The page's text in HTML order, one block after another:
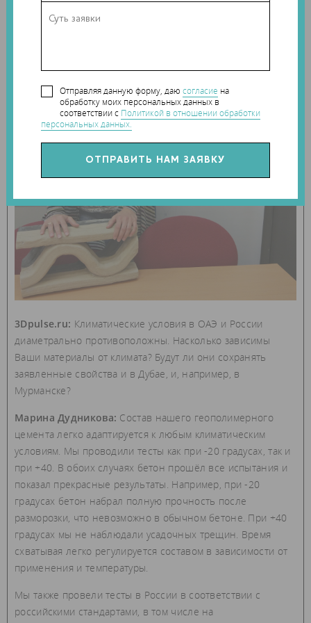
Отправляя данную форму, даюсогласие на
обработку моих персональных данных в
соответствии с Политикой в отношении обработки
персональных данных.
3Dpulse.ru: Климатические условия в ОАЭ и России
диаметрально противоположны. Насколько зависимы
Ваши материалы от климата? Будут ли они сохранять
заявленные свойства и в Дубае, и, например, в
Мурманске?
Марина Дудникова: Состав нашего геополимерного
цемента легко адаптируется к любым климатическим
условиям. Мы проводили тесты как при -20 градусах, так и
при +40. В обоих случаях бетон прошёл все испытания и
показал прекрасные результаты. Например, при -20
градусах бетон набрал полную прочность после
разморозки, что невозможно в обычном бетоне. При +40
градусах мы не наблюдали усадочных трещин. Время
схватывая легко регулируется составом в зависимости от
применения и температуры.
Мы также провели тесты в России в соответствии с
российскими стандартами, в том числе на